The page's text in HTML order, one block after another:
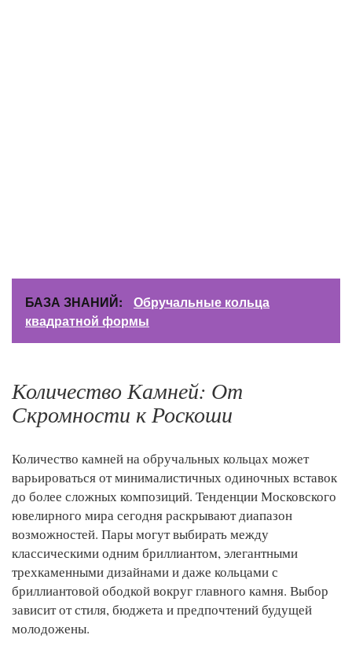
БАЗА ЗНАНИЙ:
Обручальные кольца
квадратной формы
Количество Камней: От
Скромности к Роскоши
Количество камней на обручальных кольцах может
варьироваться от минималистичных одиночных вставок
до более сложных композиций. Тенденции Московского
ювелирного мира сегодня раскрывают диапазон
возможностей. Пары могут выбирать между
классическими одним бриллиантом, элегантными
трехкаменными дизайнами и даже кольцами с
бриллиантовой ободкой вокруг главного камня. Выбор
зависит от стиля, бюджета и предпочтений будущей
молодожены.